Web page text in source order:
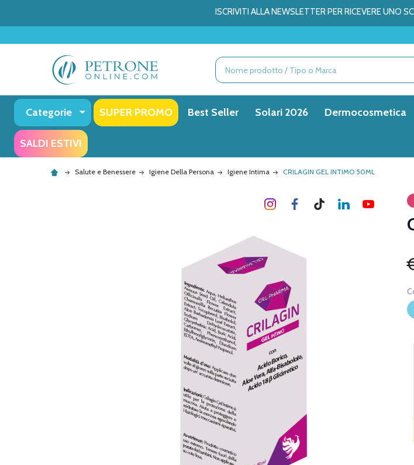
ISCRIVITI ALLA NEWSLETTER PER RICEVERE UNO
🎁
Ricerca
Categorie SUPER PROMO Best Seller Solari 2026 Dermocosmetica
SALDI ESTIVI
Salute e Benessere Igiene Della Persona Igiene Intima CRILAGIN GEL INTIMO 50ML